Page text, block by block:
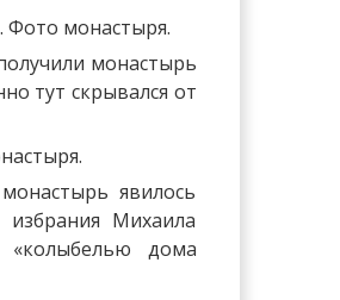
монастырь
тут скрывался от
явилось
Михаила
«колыбелью дома